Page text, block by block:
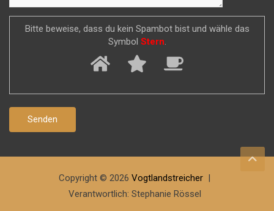
Bitte beweise, dass du kein Spambot bist und wähle das
Symbol Stern.
Copyright © 2026 Vogtlandstreicher
Verantwortlich: Stephanie Rössel